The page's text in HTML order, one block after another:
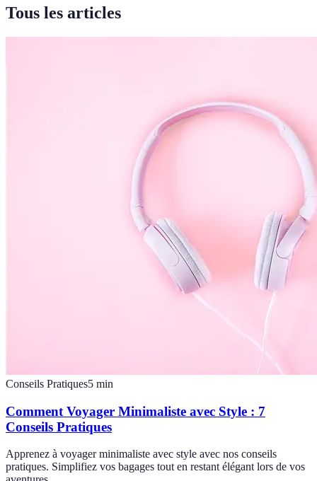
Tous les articles
Conseils Pratiques5 min
Comment Voyager Minimaliste avec Style : 7
Conseils Pratiques
Apprenez à voyager minimaliste avec style avec nos conseils
pratiques. Simplifiez vos bagages tout en restant élégant lors de vos